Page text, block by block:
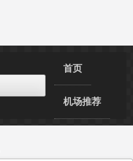
首页
机场推荐